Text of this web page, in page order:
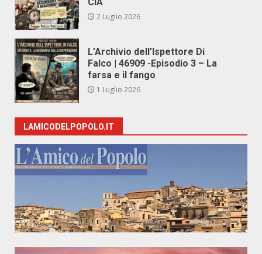
2 Luglio 2026
L’Archivio dell’Ispettore Di
Falco | 46909 -Episodio 3 – La
farsa e il fango
1 Luglio 2026
LAMICODELPOPOLO.IT